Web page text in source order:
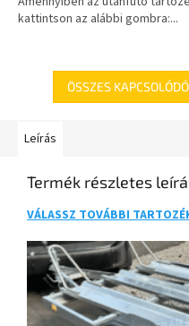
kattintson az alábbi gombra:...
ÖSSZES
Leírás
Termék részletes
VÁLASSZ TOVÁBBI